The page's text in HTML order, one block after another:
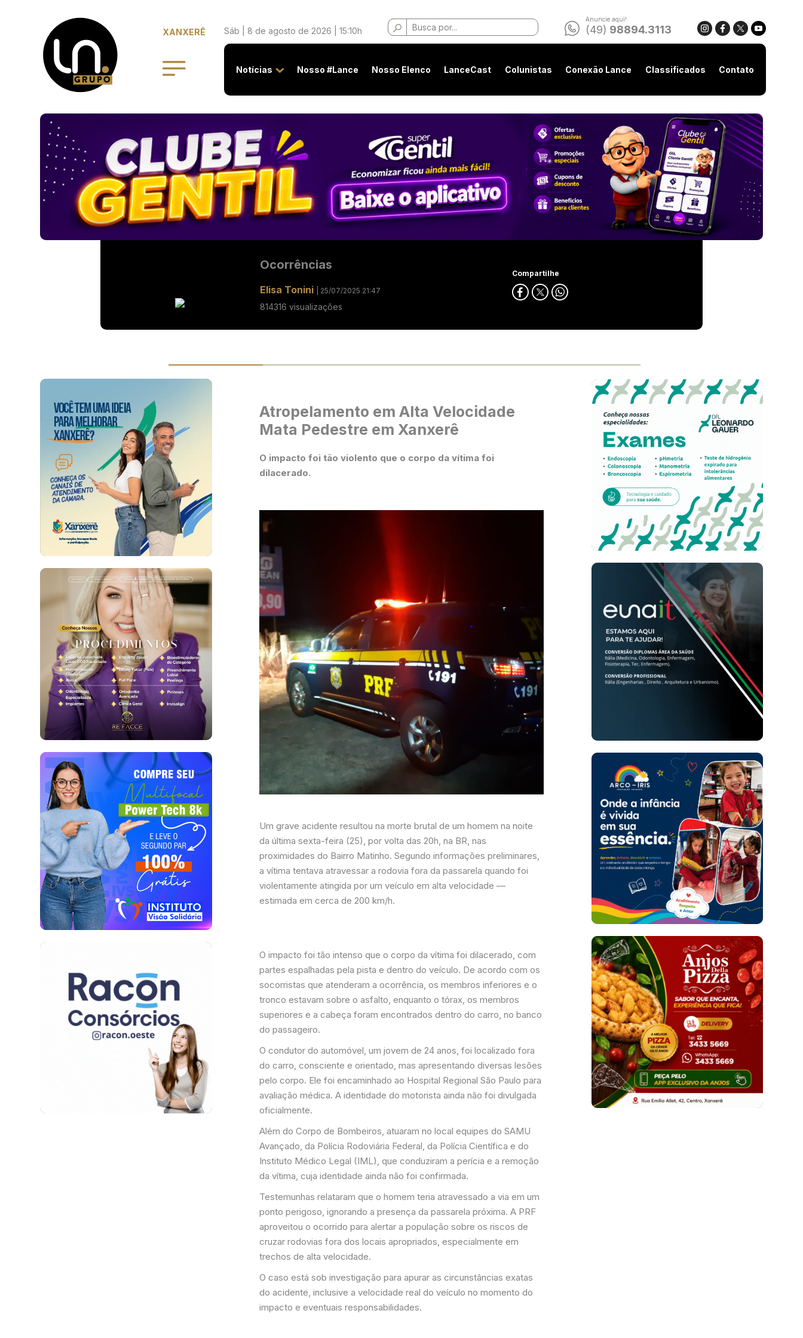
XANXERÊ Sáb | 8 de agosto de 2026 | 15:10h
Buscar
por:
Anuncie aqui!
(49) 98894.3113
Notícias Nosso #Lance Nosso Elenco LanceCast Colunistas Conexão Lance Classificados Contato
Ocorrências
Elisa Tonini | 25/07/2025 21:47
814316 visualizações
Compartilhe
Atropelamento em Alta Velocidade
Mata Pedestre em Xanxerê
O impacto foi tão violento que o corpo da vítima foi
dilacerado.
Um grave acidente resultou na morte brutal de um homem na noite
da última sexta-feira (25), por volta das 20h, na BR, nas
proximidades do Bairro Matinho. Segundo informações preliminares,
a vítima tentava atravessar a rodovia fora da passarela quando foi
violentamente atingida por um veículo em alta velocidade —
estimada em cerca de 200 km/h.
O impacto foi tão intenso que o corpo da vítima foi dilacerado, com
partes espalhadas pela pista e dentro do veículo. De acordo com os
socorristas que atenderam a ocorrência, os membros inferiores e o
tronco estavam sobre o asfalto, enquanto o tórax, os membros
superiores e a cabeça foram encontrados dentro do carro, no banco
do passageiro.
O condutor do automóvel, um jovem de 24 anos, foi localizado fora
do carro, consciente e orientado, mas apresentando diversas lesões
pelo corpo. Ele foi encaminhado ao Hospital Regional São Paulo para
avaliação médica. A identidade do motorista ainda não foi divulgada
oficialmente.
Além do Corpo de Bombeiros, atuaram no local equipes do SAMU
Avançado, da Polícia Rodoviária Federal, da Polícia Científica e do
Instituto Médico Legal (IML), que conduziram a perícia e a remoção
da vítima, cuja identidade ainda não foi confirmada.
Testemunhas relataram que o homem teria atravessado a via em um
ponto perigoso, ignorando a presença da passarela próxima. A PRF
aproveitou o ocorrido para alertar a população sobre os riscos de
cruzar rodovias fora dos locais apropriados, especialmente em
trechos de alta velocidade.
O caso está sob investigação para apurar as circunstâncias exatas
do acidente, inclusive a velocidade real do veículo no momento do
impacto e eventuais responsabilidades.